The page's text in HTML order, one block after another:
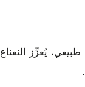
يُعزِّز النعناع